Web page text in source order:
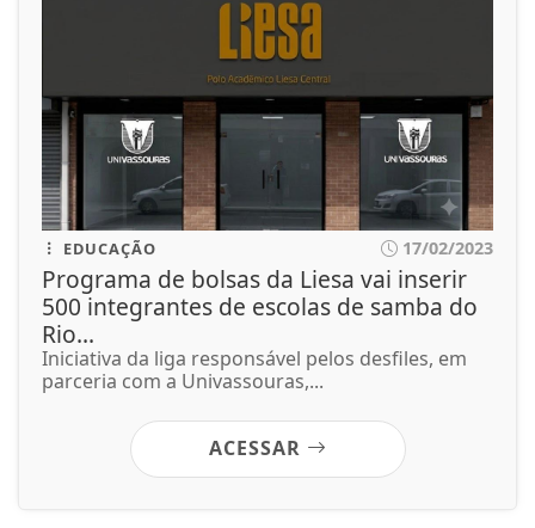
EDUCAÇÃO 17/02/2023
Programa de bolsas da Liesa vai inserir
500 integrantes de escolas de samba do
Rio...
Iniciativa da liga responsável pelos desfiles, em
parceria com a Univassouras,...
ACESSAR